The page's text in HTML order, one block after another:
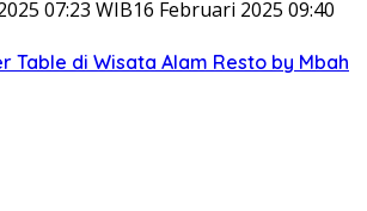
07:23 WIB16 Februari 2025 09:40
Table di Wisata Alam Resto by Mbah